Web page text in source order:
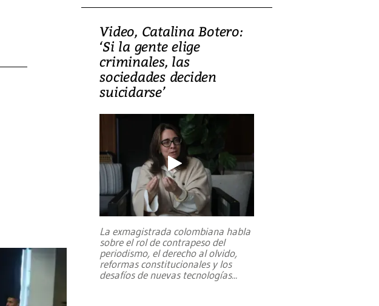
Video, Catalina Botero:
‘Si la gente elige
criminales, las
sociedades deciden
suicidarse’
La exmagistrada colombiana habla
sobre el rol de contrapeso del
periodismo, el derecho al olvido,
reformas constitucionales y los
desafíos de nuevas tecnologías...